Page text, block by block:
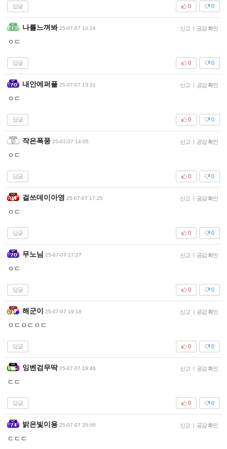
답글 0
0
나를느껴봐 25-07-07 13:24 신고 | 공감 확인
ㅇㄷ
답글 0
0
내안에퍼플 25-07-07 13:31 신고 | 공감 확인
ㅇㄷ
답글 0
0
작은폭풍 25-07-07 14:05 신고 | 공감 확인
ㅇㄷ
답글 0
0
걸쓰데이아영 25-07-07 17:25 신고 | 공감 확인
ㅇㄷ
답글 0
0
무노님 25-07-07 17:27 신고 | 공감 확인
ㅇㄷ
답글 0
0
해군이 25-07-07 19:18 신고 | 공감 확인
ㅇㄷㅇㄷㅇㄷ
답글 0
0
잉벤검무딱 25-07-07 19:46 신고 | 공감 확인
ㄷㄷ
답글 0
0
밝은빛이용 25-07-07 20:00 신고 | 공감 확인
ㄷㄷㄷ